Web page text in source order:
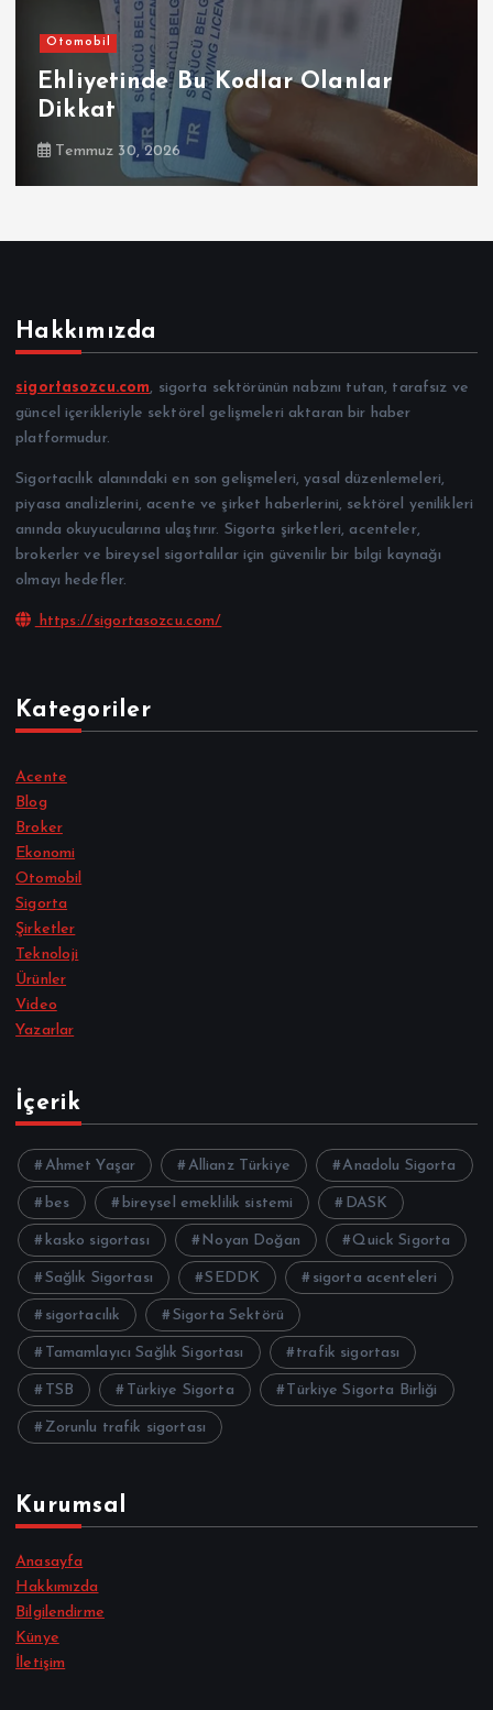
Otomobil
Ehliyetinde Bu Kodlar Olanlar
Dikkat
Temmuz 30, 2026
Hakkımızda
sigortasozcu.com, sigorta sektörünün nabzını tutan, tarafsız ve
güncel içerikleriyle sektörel gelişmeleri aktaran bir haber
platformudur.
Sigortacılık alanındaki en son gelişmeleri, yasal düzenlemeleri,
piyasa analizlerini, acente ve şirket haberlerini, sektörel yenilikleri
anında okuyucularına ulaştırır. Sigorta şirketleri, acenteler,
brokerler ve bireysel sigortalılar için güvenilir bir bilgi kaynağı
olmayı hedefler.
https://sigortasozcu.com/
Kategoriler
Acente
Blog
Broker
Ekonomi
Otomobil
Sigorta
Şirketler
Teknoloji
Ürünler
Video
Yazarlar
İçerik
Ahmet Yaşar Allianz Türkiye Anadolu Sigorta
bes bireysel emeklilik sistemi DASK
kasko sigortası Noyan Doğan Quick Sigorta
Sağlık Sigortası SEDDK sigorta acenteleri
sigortacılık Sigorta Sektörü
Tamamlayıcı Sağlık Sigortası trafik sigortası
TSB Türkiye Sigorta Türkiye Sigorta Birliği
Zorunlu trafik sigortası
Kurumsal
Anasayfa
Hakkımızda
Bilgilendirme
Künye
İletişim